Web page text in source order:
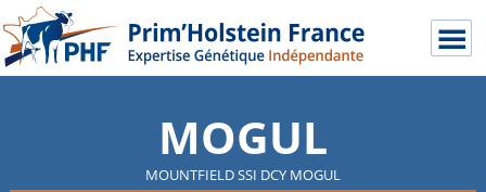
MOGUL
MOUNTFIELD SSI DCY MOGUL